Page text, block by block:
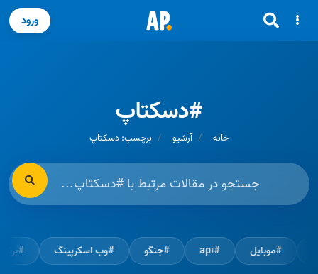
ورود
#دسکتاپ
خانه آرشیو برچسب: دسکتاپ
#وب اسکرپینگ #جنگو #api #موبایل